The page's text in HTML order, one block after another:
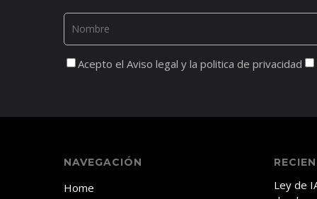
Acepto el Aviso legal y la politica de privacidad
NAVEGACIÓN
Home
Ley de